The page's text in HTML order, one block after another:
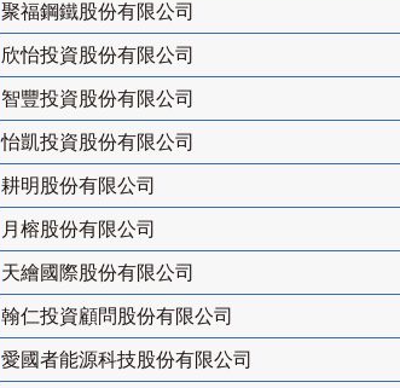
聚福鋼鐵股份有限公司
欣怡投資股份有限公司
智豐投資股份有限公司
怡凱投資股份有限公司
耕明股份有限公司
月榕股份有限公司
天繪國際股份有限公司
翰仁投資顧問股份有限公司
愛國者能源科技股份有限公司